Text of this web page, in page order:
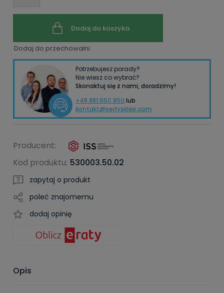
Dodaj do koszyka
Dodaj do przechowalni
Potrzebujesz porady?
Nie wiesz co wybrać?
Skonaktuj się z nami, doradzimy!
+48 881 650 850 lub
kontakt@sejfysklep.com
Producent:
Kod produktu: 530003.50.02
zapytaj o produkt
poleć znajomemu
dodaj opinię
Opis